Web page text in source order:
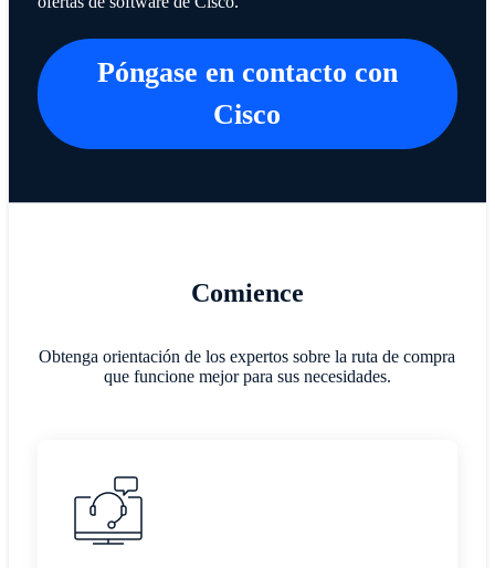
Póngase en contacto con
Cisco
Comience
Obtenga orientación de los expertos sobre la ruta de compra
que funcione mejor para sus necesidades.